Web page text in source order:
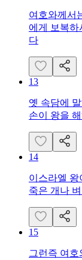
여호와께서
에게 보복하
다
13
옛 속담에
손이 왕을
14
이스라엘
죽은 개나
15
그런즉 여